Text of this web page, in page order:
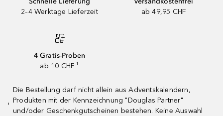
2–4 Werktage Lieferzeit
ab 49,95 CHF
4 Gratis-Proben
ab 10 CHF ¹
¹
Die Bestellung darf nicht allein aus Adventskalendern,
Produkten mit der Kennzeichnung "Douglas Partner"
und/oder Geschenkgutscheinen bestehen. Keine Auswahl